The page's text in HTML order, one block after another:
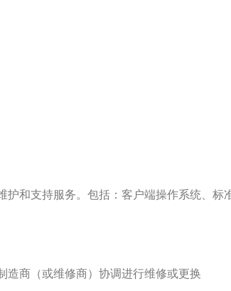
和支持服务。包括：客户端操作系统、
造商（或维修商）协调进行维修或更换